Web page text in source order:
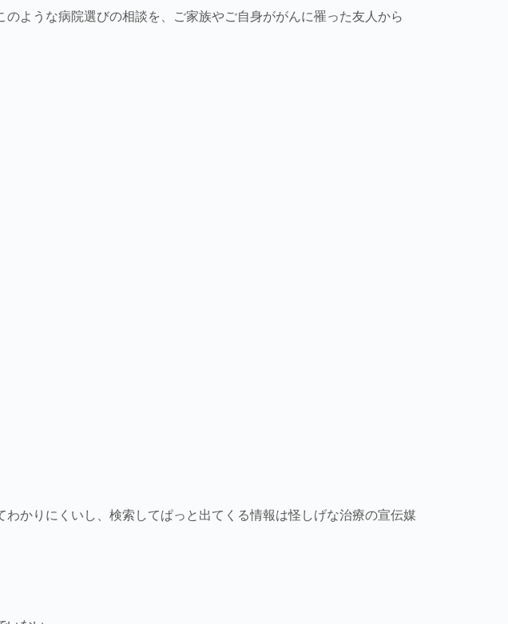
ような病院選びの相談を、ご家族やご自身ががんに罹った友人から
かりにくいし、検索してぱっと出てくる情報は怪しげな治療の宣伝媒